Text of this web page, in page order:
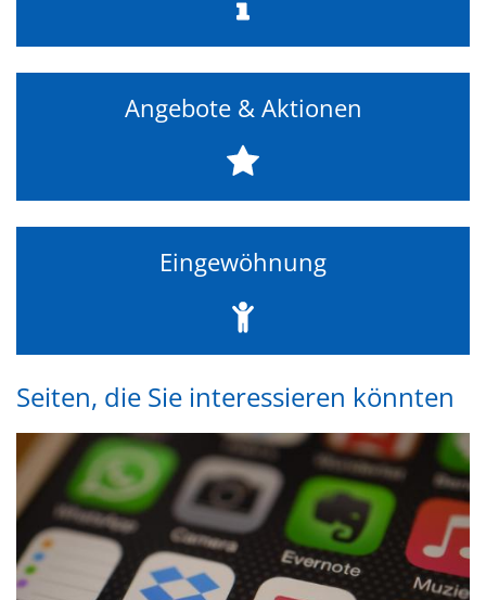
Angebote & Aktionen
Eingewöhnung
Seiten, die Sie interessieren könnten